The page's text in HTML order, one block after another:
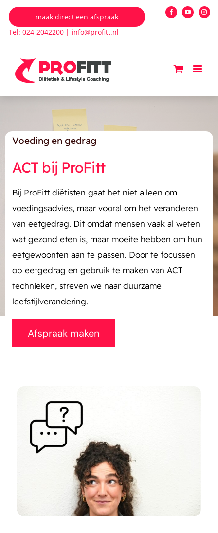
naar
inhoud
maak direct een afspraak
Tel: 024-2042200| info@profitt.nl
FacebookYouTube
Voeding en gedrag
ACT bij ProFitt
Bij ProFitt diëtisten gaat het niet alleen om
voedingsadvies, maar vooral om het veranderen
van eetgedrag. Dit omdat mensen vaak al weten
wat gezond eten is, maar moeite hebben om hun
eetgewoonten aan te passen. Door te focussen
op eetgedrag en gebruik te maken van ACT
technieken, streven we naar duurzame
leefstijlverandering.
Afspraak maken